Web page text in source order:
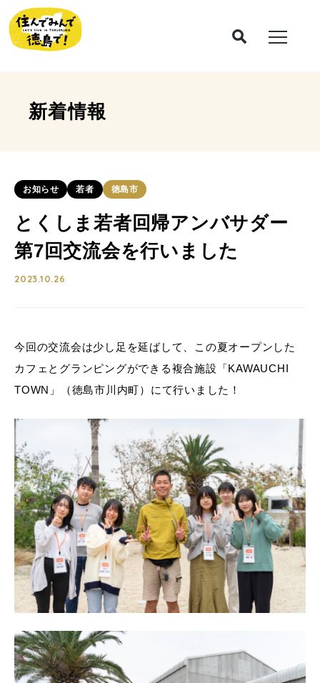
新着情報
お知らせ 若者 徳島市
とくしま若者回帰アンバサダー
第7回交流会を行いました
2023.10.26
今回の交流会は少し足を延ばして、この夏オープンした
カフェとグランピングができる複合施設「KAWAUCHI
TOWN」（徳島市川内町）にて行いました！